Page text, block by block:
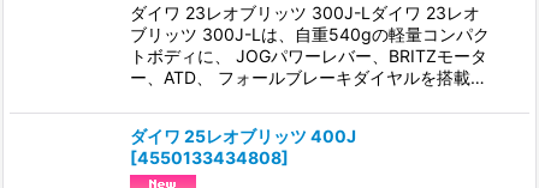
ダイワ 23レオブリッツ 300J-Lダイワ 23レオ
ブリッツ 300J-Lは、自重540gの軽量コンパク
トボディに、 JOGパワーレバー、BRITZモータ
ー、ATD、 フォールブレーキダイヤルを搭載…
ダイワ 25レオブリッツ 400J
[4550133434808]